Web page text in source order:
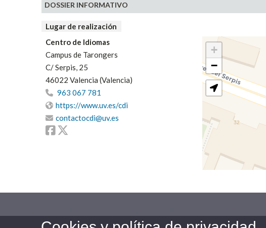
DOSSIER INFORMATIVO
Lugar de realización
Centro de Idiomas
Campus de Tarongers
C/ Serpis, 25
46022 Valencia (Valencia)
963 067 781
https://www.uv.es/cdi
contactocdi@uv.es
Facebook
+
−